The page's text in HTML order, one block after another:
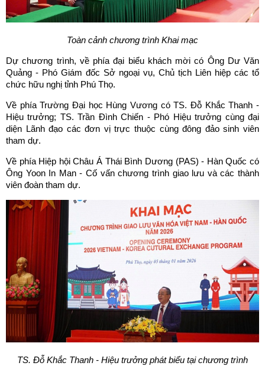
Toàn cảnh chương trình Khai mạc
Dự chương trình, về phía đại biểu khách mời có Ông Dư Văn
Quảng - Phó Giám đốc Sở ngoại vụ, Chủ tịch Liên hiệp các tổ
chức hữu nghị tỉnh Phú Thọ.
Về phía Trường Đại học Hùng Vương có TS. Đỗ Khắc Thanh -
Hiệu trưởng; TS. Trần Đình Chiến - Phó Hiệu trưởng cùng đại
diện Lãnh đạo các đơn vị trực thuộc cùng đông đảo sinh viên
tham dự.
Về phía Hiệp hội Châu Á Thái Bình Dương (PAS) - Hàn Quốc có
Ông Yoon In Man - Cố vấn chương trình giao lưu và các thành
viên đoàn tham dự.
TS. Đỗ Khắc Thanh - Hiệu trưởng phát biểu tại chương trình